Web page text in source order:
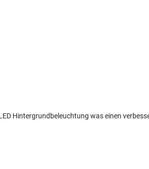
Hintergrundbeleuchtung was einen